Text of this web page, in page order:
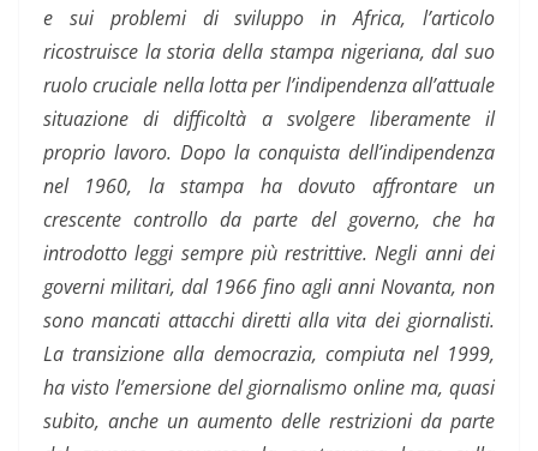
e sui problemi di sviluppo in Africa, l’articolo
ricostruisce la storia della stampa nigeriana, dal suo
ruolo cruciale nella lotta per l’indipendenza all’attuale
situazione di difficoltà a svolgere liberamente il
proprio lavoro. Dopo la conquista dell’indipendenza
nel 1960, la stampa ha dovuto affrontare un
crescente controllo da parte del governo, che ha
introdotto leggi sempre più restrittive. Negli anni dei
governi militari, dal 1966 fino agli anni Novanta, non
sono mancati attacchi diretti alla vita dei giornalisti.
La transizione alla democrazia, compiuta nel 1999,
ha visto l’emersione del giornalismo online ma, quasi
subito, anche un aumento delle restrizioni da parte